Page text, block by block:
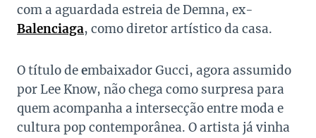
com a aguardada estreia de Demna, ex-
Balenciaga, como diretor artístico da casa.
O título deembaixador Gucci, agora assumido
por Lee Know, não chega como surpresa para
quem acompanha a intersecção entre moda e
cultura pop contemporânea. O artista já vinha